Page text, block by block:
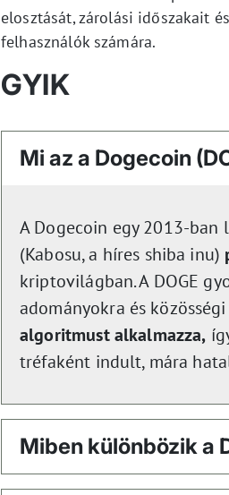
elosztását, zárolási időszakait
felhasználók számára.
GYIK
Mi az a Dogecoin
A Dogecoin egy 2013-
(Kabosu, a híres shiba inu)
kriptovilágban. A DOGE
adományokra és
algoritmust alkalmazza,
tréfaként indult, mára
Miben különbözik a